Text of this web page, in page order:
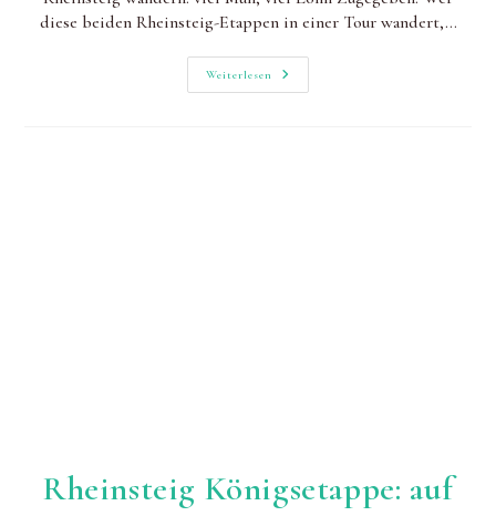
diese beiden Rheinsteig-Etappen in einer Tour wandert,…
Weiterlesen
Rheinsteig
Wandern:
Rheinsteig Königsetappe: auf